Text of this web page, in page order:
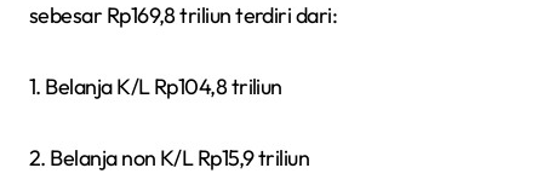
sebesar Rp169,8 triliun terdiri dari:
1. Belanja K/L Rp104,8 triliun
2. Belanja non K/L Rp15,9 triliun